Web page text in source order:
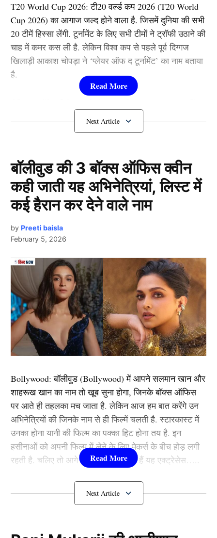
T20 World Cup 2026:टी20 वर्ल्ड कप 2026 (T20 World
Cup 2026)का आगाज जल्द होने वाला है. जिसमें दुनिया की सभी
20 टीमें हिस्सा लेंगी. टूर्नामेंट के लिए सभी टीमों ने ट्रॉफी उठाने की
चाह में कमर कस ली है. लेकिन विश्व कप से पहले पूर्व दिग्गज
खिलाड़ी आकाश चोपड़ा ने ‘प्लेयर ऑफ द टूर्नामेंट’ का नाम बताया
है.
लिया है, जो कि थोड़ा हैरानी भरा है. आकाश चोपड़ा का मानना है
कि टूर्नामेंट में यह खिलाड़ी भारत (Team India) के लिए तुरूप का
T20 World Cup 2026 में कौन होगा
‘प्लेयर ऑफ द टूर्नामेंट’ ?
View this post on Instagram
Next Article
बॉलीवुड की 3 बॉक्स ऑफिस क्वीन
कही जाती यह अभिनेत्रियां, लिस्ट में
कई हैरान कर देने वाले नाम
by Preeti baisla
February 5, 2026
Bollywood:बॉलीवुड (Bollywood)में आपने सलमान खान और
शाहरूख खान का नाम तो खूब सुना होगा, जिनके बॉक्स ऑफिस
पर आते ही तहलका मच जाता है. लेकिन आज हम बात करेंगे उन
अभिनेत्रियों की जिनके नाम से ही फिल्में चलती है. स्टारकास्ट में
उनका होना यानी की फिल्म का पक्का हिट होना तय है. इन
हसीनाओं को अपनी फिल्म में लेने के लिए मेकर्स के बीच होड़ लगी
रहती है. चलिए तो आगे जानते हैं कौन-कौन हैं यह एक्ट्रेसेस…..
कौन हैंBollywood की यह हसीनाएं?
Padukone)